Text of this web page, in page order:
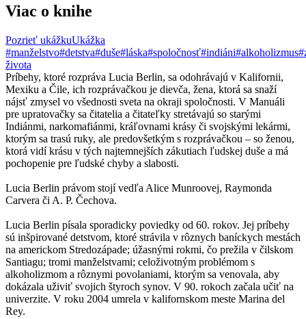
Viac o knihe
Pozrieť ukážkuUkážka
#manželstvo#detstva#duše#láska#spoločnosť#indiáni#alkoholizmus
života
Príbehy, ktoré rozpráva Lucia Berlin, sa odohrávajú v Kalifornii,
Mexiku a Čile, ich rozprávačkou je dievča, žena, ktorá sa snaží
nájsť zmysel vo všednosti sveta na okraji spoločnosti. V Manuáli
pre upratovačky sa čitatelia a čitateľky stretávajú so starými
Indiánmi, narkomafiánmi, kráľovnami krásy či svojskými lekármi,
ktorým sa trasú ruky, ale predovšetkým s rozprávačkou – so ženou,
ktorá vidí krásu v tých najtemnejších zákutiach ľudskej duše a má
pochopenie pre ľudské chyby a slabosti.
Lucia Berlin právom stojí vedľa Alice Munroovej, Raymonda
Carvera či A. P. Čechova.
Lucia Berlin písala sporadicky poviedky od 60. rokov. Jej príbehy
sú inšpirované detstvom, ktoré strávila v rôznych baníckych mestách
na americkom Stredozápade; úžasnými rokmi, čo prežila v čilskom
Santiagu; tromi manželstvami; celoživotným problémom s
alkoholizmom a rôznymi povolaniami, ktorým sa venovala, aby
dokázala uživiť svojich štyroch synov. V 90. rokoch začala učiť na
univerzite. V roku 2004 umrela v kalifornskom meste Marina del
Rey.